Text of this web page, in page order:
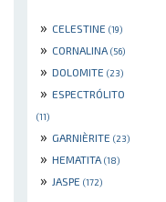
» CELESTINE (19)
» CORNALINA (56)
» DOLOMITE (23)
» ESPECTRÓLITO
(11)
» GARNIÈRITE (23)
» HEMATITA (18)
» JASPE (172)